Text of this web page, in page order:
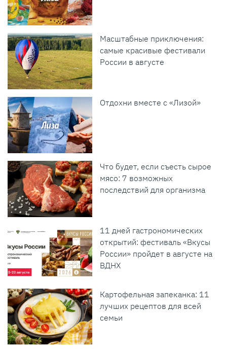
Масштабные приключения:
самые красивые фестивали
России в августе
Отдохни вместе с «Лизой»
Что будет, если съесть сырое
мясо: 7 возможных
последствий для организма
11 дней гастрономических
открытий: фестиваль «Вкусы
России» пройдет в августе на
ВДНХ
Картофельная запеканка: 11
лучших рецептов для всей
семьи